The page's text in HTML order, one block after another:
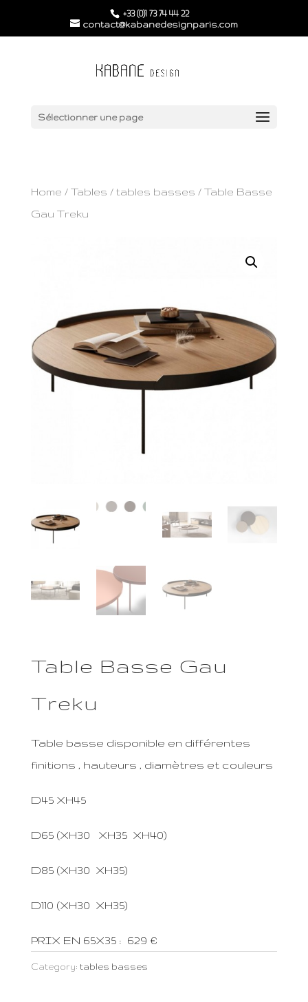
+33 (0)1 73 74 44 22
contact@kabanedesignparis.com
Sélectionner une page
Home / Tables / tables basses / Table Basse
Gau Treku
Table Basse Gau
Treku
Table basse disponible en différentes
finitions , hauteurs , diamètres et couleurs
D45 XH45
D65 (XH30 XH35 XH40)
D85 (XH30 XH35)
D110 (XH30 XH35)
PRIX EN 65X35 : 629 €
Category: tables basses